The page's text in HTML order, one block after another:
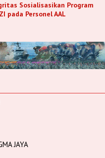
Sosialisasikan Program
pada Personel AAL
JAYA